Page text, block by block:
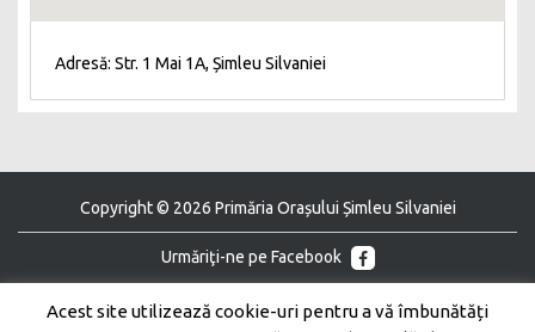
Adresă: Str. 1 Mai 1A, Șimleu Silvaniei
Copyright © 2026 Primăria Orașului Șimleu Silvaniei
Urmăriţi-ne pe Facebook
Urmăriţi-ne pe Youtube
Acest site utilizează cookie-uri pentru a vă îmbunătăți